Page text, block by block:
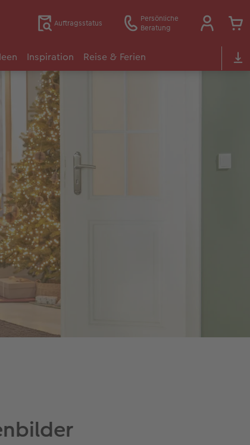
Auftragsstatus
Persönliche
Beratung
Inspiration Reise & Ferien